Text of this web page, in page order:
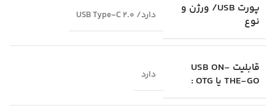
پورت USB/ ورژن و
نوع
دارد/ USB Type-C 2.0
قابلیت USB ON-
THE-GO یا OTG :
دارد